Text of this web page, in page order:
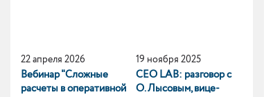
22 апреля 2026
Вебинар "Сложные
расчеты в оперативной
19 ноября 2025
CEO LAB: разговор с
О. Лысовым, вице-